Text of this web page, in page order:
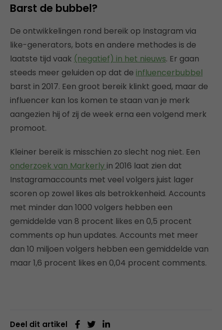
Barst de bubbel?
De ontwikkelingen rond bereik op Instagram via
like-generators, bots en andere methodes is de
laatste tijd vaak (negatief) in het nieuws. Er gaan
steeds meer geluiden op dat de influencerbubbel
barst in 2017. Een groot bereik klinkt goed, maar de
influencer kan los komen te staan van je merk
aangezien hij of zij de week erna een volgend merk
promoot.
Kleiner bereik is misschien zo slecht nog niet. Een
onderzoek van Markerlyin 2016 laat zien dat
Instagramaccounts met veel volgers juist lager
scoren op zowel likes als betrokkenheid. Accounts
met minder dan 1000 volgers hebben een
gemiddelde van 8 procent likes en 0,5 procent
comments op hun updates. Accounts met meer
dan 10 miljoen volgers hebben een gemiddelde van
maar 1,6 procent likes en 0,04 procent comments.
Deel dit artikel